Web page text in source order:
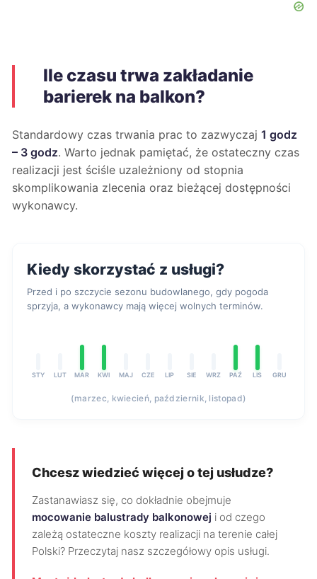
Ile czasu trwa zakładanie
barierek na balkon?
Standardowy czas trwania prac to zazwyczaj 1 godz
– 3 godz. Warto jednak pamiętać, że ostateczny czas
realizacji jest ściśle uzależniony od stopnia
skomplikowania zlecenia oraz bieżącej dostępności
wykonawcy.
Kiedy skorzystać z usługi?
Przed i po szczycie sezonu budowlanego, gdy pogoda
sprzyja, a wykonawcy mają więcej wolnych terminów.
STY LUT MAR KWI MAJ CZE LIP SIE WRZ PAŹ LIS GRU
(marzec, kwiecień, październik, listopad)
Chcesz wiedzieć więcej o tej usłudze?
Zastanawiasz się, co dokładnie obejmuje
mocowanie balustrady balkonowej i od czego
zależą ostateczne koszty realizacji na terenie całej
Polski? Przeczytaj nasz szczegółowy opis usługi.